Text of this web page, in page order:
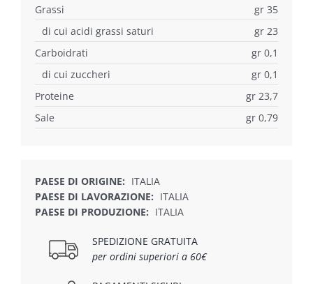
Grassi
gr 35
di cui acidi grassi saturi
gr 23
Carboidrati
gr 0,1
di cui zuccheri
gr 0,1
Proteine
gr 23,7
Sale
gr 0,79
PAESE DI ORIGINE: ITALIA
PAESE DI LAVORAZIONE: ITALIA
PAESE DI PRODUZIONE: ITALIA
SPEDIZIONE GRATUITA
per ordini superiori a 60€